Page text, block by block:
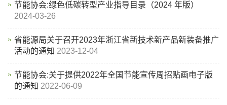
节能协会:绿色低碳转型产业指导目录（2024 年版）
2024-03-26
省能源局关于召开2023年浙江省新技术新产品新装备推广
活动的通知 2023-12-04
节能协会:关于提供2022年全国节能宣传周招贴画电子版
的通知 2022-06-09